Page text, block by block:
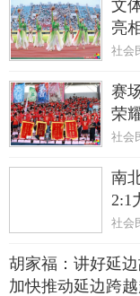
文
亮
社会
赛
荣
社会
南
2:1
社会
胡家福：讲好延
加快推动延边跨